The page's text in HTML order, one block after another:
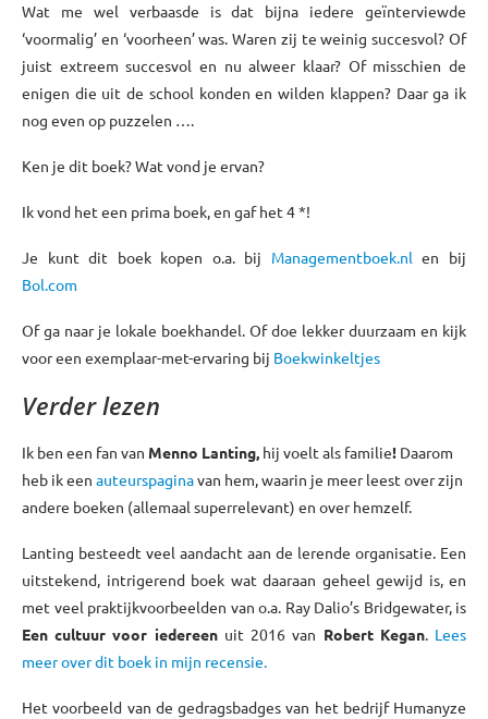
Wat me wel verbaasde is dat bijna iedere geïnterviewde
‘voormalig’ en ‘voorheen’ was. Waren zij te weinig succesvol? Of
juist extreem succesvol en nu alweer klaar? Of misschien de
enigen die uit de school konden en wilden klappen? Daar ga ik
nog even op puzzelen ….
Ken je dit boek? Wat vond je ervan?
Ik vond het een prima boek, en gaf het 4 *!
Je kunt dit boek kopen o.a. bij Managementboek.nl en bij
Bol.com
Of ga naar je lokale boekhandel. Of doe lekker duurzaam en kijk
voor een exemplaar-met-ervaring bij Boekwinkeltjes
Verder lezen
Ik ben een fan van Menno Lanting, hij voelt als familie! Daarom
heb ik een auteurspaginavan hem, waarin je meer leest over zijn
andere boeken (allemaal superrelevant) en over hemzelf.
Lanting besteedt veel aandacht aan de lerende organisatie. Een
uitstekend, intrigerend boek wat daaraan geheel gewijd is, en
met veel praktijkvoorbeelden van o.a. Ray Dalio’s Bridgewater, is
Een cultuur voor iedereenuit 2016 van Robert Kegan. Lees
meer over dit boek in mijn recensie.
Het voorbeeld van de gedragsbadges van het bedrijf Humanyze